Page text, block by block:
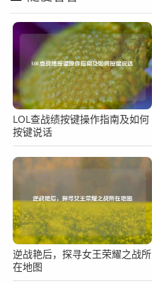
LOL查战绩按键操作指南及如何
按键说话
逆战艳后，探寻女王荣耀之战所
在地图